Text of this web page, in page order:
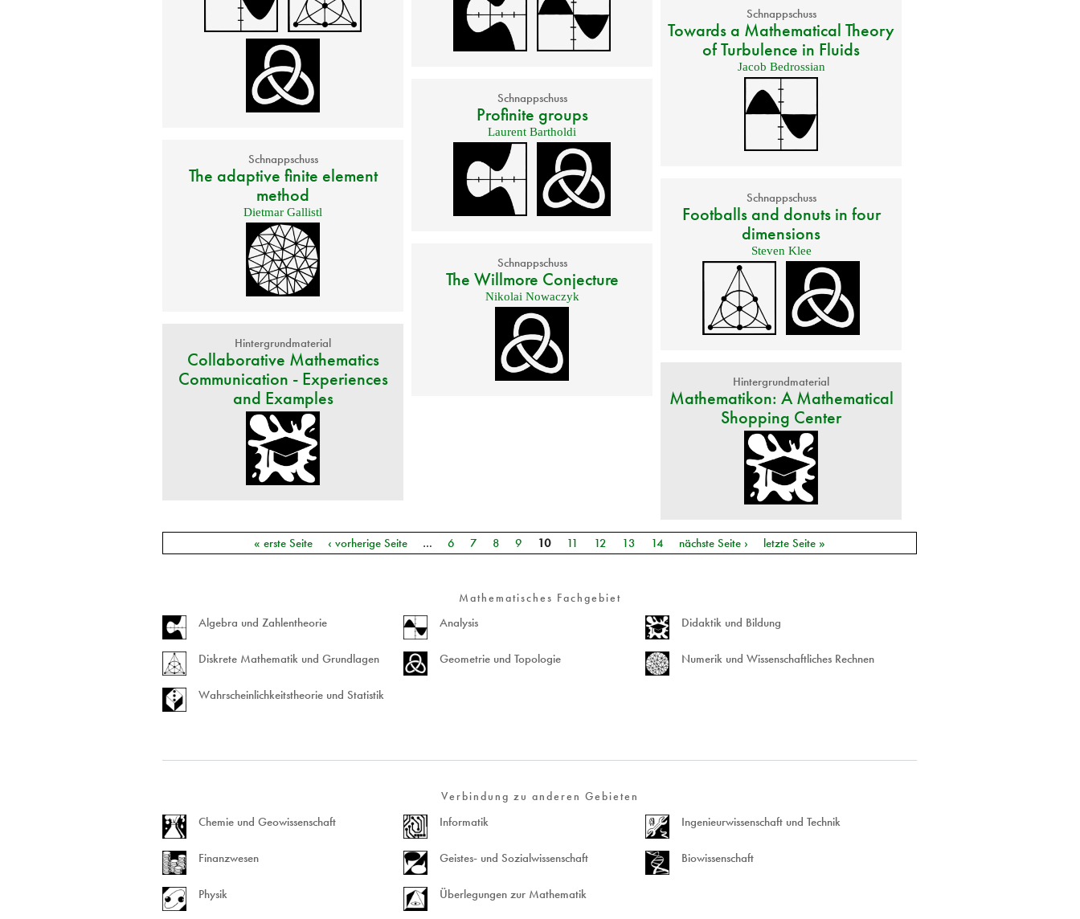
Schnappschuss
Towards a Mathematical Theory
of Turbulence in Fluids
Jacob Bedrossian
Schnappschuss
Profinite groups
Laurent Bartholdi
Schnappschuss
The adaptive finite element
method
Dietmar Gallistl
Schnappschuss
Footballs and donuts in four
dimensions
Steven Klee
Schnappschuss
The Willmore Conjecture
Nikolai Nowaczyk
Hintergrundmaterial
Collaborative Mathematics
Communication - Experiences
and Examples
Hintergrundmaterial
Mathematikon: A Mathematical
Shopping Center
Seiten
« erste Seite ‹ vorherige Seite … 6 7 8 9 10 11 12 13 14 nächste Seite › letzte Seite »
Mathematisches Fachgebiet
Algebra und Zahlentheorie
Analysis Didaktik und Bildung
Diskrete Mathematik und Grundlagen Geometrie und Topologie Numerik und Wissenschaftliches Rechnen
Wahrscheinlichkeitstheorie und Statistik
Verbindung zu anderen Gebieten
Chemie und Geowissenschaft
Informatik Ingenieurwissenschaft und Technik
Finanzwesen Geistes- und Sozialwissenschaft Biowissenschaft
Physik Überlegungen zur Mathematik